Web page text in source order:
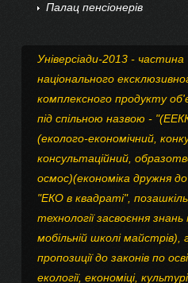
Палац пенсіонерів
Універсіади-2013 - частина
національного
комплексного продукту
під спільною назвою -
(еколого-економічний,
консультаційний,
осмос)(економіка дружня до
"ЕКО в квадраті",
технології засвоєння
мобільній школі майстрів),
пропозиції до законів по
екології, економіці,